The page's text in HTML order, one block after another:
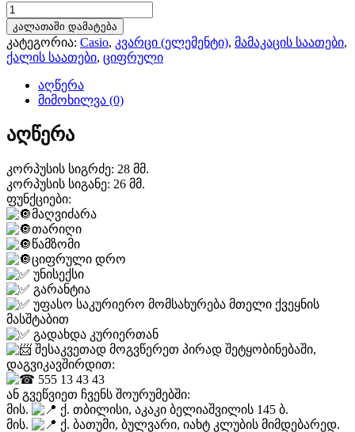
რაოდენობა:
Casio
-
ციფრული/
კვარცი
კალათაში დამატება
კატეგორია: Casio, კვარცი (ელემენტი), მამაკაცის საათები,
ქალის საათები, ციფრული
აღწერა
მიმოხილვა (0)
აღწერა
კორპუსის სიგრძე: 28 მმ.
კორპუსის სიგანე: 26 მმ.
ფუნქციები:
მაღვიძარა
თარიღი
წამზომი
ციფრული დრო
უნისექსი
გარანტია
უფასო საკურიერო მომსახურება მთელი ქვეყნის
მასშტაბით
გადახდა კურიერთან
შესაკვეთად მოგვწერეთ პირად შეტყობინებაში,
დაგვიკავშირდით:
555 13 43 43
ან გვეწვიეთ ჩვენს შოურუმებში:
მის.
ქ. თბილისი, აკაკი ბელიაშვილის 145 ბ.
მის.
ქ. ბათუმი, ბულვარი, იახტ კლუბის მიმდებარედ.